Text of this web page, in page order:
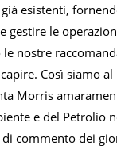
esistenti,
gestire le
nostre
Così siamo
Morris
e del Petrolio
commento dei